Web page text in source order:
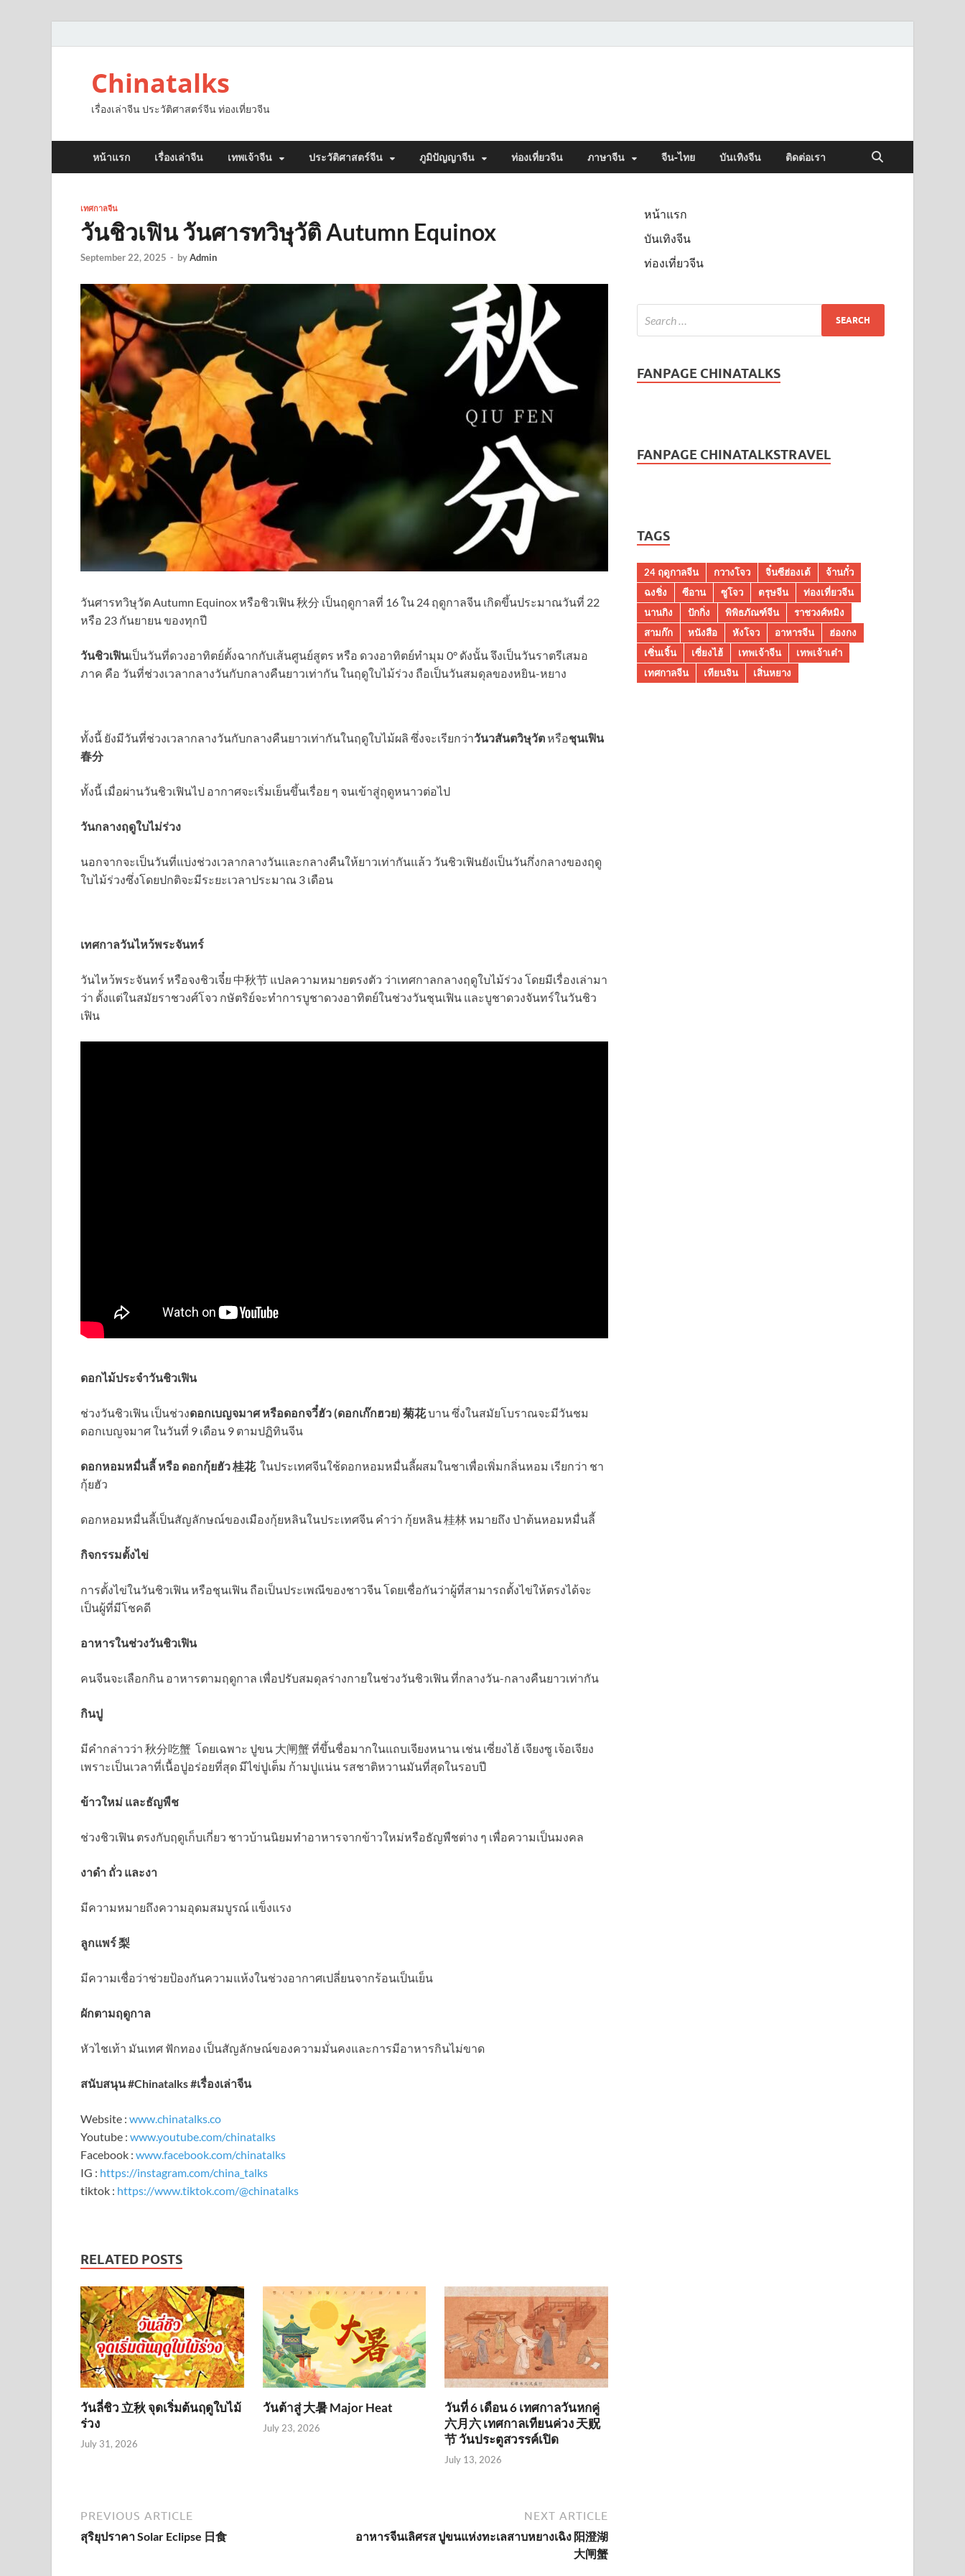
Chinatalks
เรื่องเล่าจีน ประวัติศาสตร์จีน ท่องเที่ยวจีน
หน้าแรก เรื่องเล่าจีน เทพเจ้าจีน ประวัติศาสตร์จีน ภูมิปัญญาจีน ท่องเที่ยวจีน ภาษาจีน จีน-ไทย บันเทิงจีน ติดต่อเรา
เทศกาลจีน
วันชิวเฟิน วันศารทวิษุวัติ Autumn Equinox
September 22, 2025 - byAdmin
วันศารทวิษุวัต Autumn Equinox หรือชิวเฟิน 秋分 เป็นฤดูกาลที่ 16 ใน 24 ฤดูกาลจีน เกิดขึ้นประมาณวันที่ 22
หรือ 23 กันยายน ของทุกปี
วันชิวเฟินเป็นวันที่ดวงอาทิตย์ตั้งฉากกับเส้นศูนย์สูตร หรือ ดวงอาทิตย์ทำมุม 0° ดังนั้น จึงเป็นวันราตรีเสมอ
ภาค คือ วันที่ช่วงเวลากลางวันกับกลางคืนยาวเท่ากัน ในฤดูใบไม้ร่วง ถือเป็นวันสมดุลของหยิน-หยาง
ทั้งนี้ ยังมีวันที่ช่วงเวลากลางวันกับกลางคืนยาวเท่ากันในฤดูใบไม้ผลิ ซึ่งจะเรียกว่าวันวสันตวิษุวัตหรือชุนเฟิน
春分
ทั้งนี้ เมื่อผ่านวันชิวเฟินไป อากาศจะเริ่มเย็นขึ้นเรื่อย ๆ จนเข้าสู่ฤดูหนาวต่อไป
วันกลางฤดูใบไม่ร่วง
นอกจากจะเป็นวันที่แบ่งช่วงเวลากลางวันและกลางคืนให้ยาวเท่ากันแล้ว วันชิวเฟินยังเป็นวันกึ่งกลางของฤดู
ใบไม้ร่วงซึ่งโดยปกติจะมีระยะเวลาประมาณ 3 เดือน
เทศกาลวันไหว้พระจันทร์
วันไหว้พระจันทร์ หรือจงชิวเจี๋ย 中秋节 แปลความหมายตรงตัว ว่าเทศกาลกลางฤดูใบไม้ร่วง โดยมีเรื่องเล่ามา
ว่า ตั้งแต่ในสมัยราชวงศ์โจว กษัตริย์จะทำการบูชาดวงอาทิตย์ในช่วงวันชุนเฟิน และบูชาดวงจันทร์ในวันชิว
เฟิน
ดอกไม้ประจำวันชิวเฟิน
ช่วงวันชิวเฟิน เป็นช่วงดอกเบญจมาศ หรือดอกจวี๋ฮัว (ดอกเก๊กฮวย) 菊花บาน ซึ่งในสมัยโบราณจะมีวันชม
ดอกเบญจมาศ ในวันที่ 9 เดือน 9 ตามปฏิทินจีน
ดอกหอมหมื่นลี้ หรือ ดอกกุ้ยฮัว 桂花ในประเทศจีนใช้ดอกหอมหมื่นลี้ผสมในชาเพื่อเพิ่มกลิ่นหอม เรียกว่า ชา
กุ้ยฮัว
ดอกหอมหมื่นลี้เป็นสัญลักษณ์ของเมืองกุ้ยหลินในประเทศจีน คำว่า กุ้ยหลิน 桂林 หมายถึง ป่าต้นหอมหมื่นลี้
กิจกรรมตั้งไข่
การตั้งไข่ในวันชิวเฟิน หรือชุนเฟิน ถือเป็นประเพณีของชาวจีน โดยเชื่อกันว่าผู้ที่สามารถตั้งไข่ให้ตรงได้จะ
เป็นผู้ที่มีโชคดี
อาหารในช่วงวันชิวเฟิน
คนจีนจะเลือกกิน อาหารตามฤดูกาล เพื่อปรับสมดุลร่างกายในช่วงวันชิวเฟิน ที่กลางวัน-กลางคืนยาวเท่ากัน
กินปู
มีคำกล่าวว่า 秋分吃蟹 โดยเฉพาะ ปูขน 大闸蟹 ที่ขึ้นชื่อมากในแถบเจียงหนาน เช่น เซี่ยงไฮ้ เจียงซู เจ้อเจียง
เพราะเป็นเวลาที่เนื้อปูอร่อยที่สุด มีไข่ปูเต็ม ก้ามปูแน่น รสชาติหวานมันที่สุดในรอบปี
ข้าวใหม่ และธัญพืช
ช่วงชิวเฟิน ตรงกับฤดูเก็บเกี่ยว ชาวบ้านนิยมทำอาหารจากข้าวใหม่หรือธัญพืชต่าง ๆ เพื่อความเป็นมงคล
งาดำ ถั่ว และงา
มีความหมายถึงความอุดมสมบูรณ์ แข็งแรง
ลูกแพร์ 梨
มีความเชื่อว่าช่วยป้องกันความแห้งในช่วงอากาศเปลี่ยนจากร้อนเป็นเย็น
ผักตามฤดูกาล
หัวไชเท้า มันเทศ ฟักทอง เป็นสัญลักษณ์ของความมั่นคงและการมีอาหารกินไม่ขาด
สนับสนุน #Chinatalks #เรื่องเล่าจีน
Website : www.chinatalks.co
Youtube : www.youtube.com/chinatalks
Facebook : www.facebook.com/chinatalks
IG : https://instagram.com/china_talks
tiktok : https://www.tiktok.com/@chinatalks
RELATED POSTS
วันลี่ชิว 立秋 จุดเริ่มต้นฤดูใบไม้
ร่วง
July 31, 2026
วันต้าสู่ 大暑 Major Heat
July 23, 2026
วันที่ 6 เดือน 6 เทศกาลวันหกคู่
六月六 เทศกาลเทียนค่วง 天贶
节 วันประตูสวรรค์เปิด
July 13, 2026
PREVIOUS ARTICLE
สุริยุปราคา Solar Eclipse 日食
NEXT ARTICLE
อาหารจีนเลิศรส ปูขนแห่งทะเลสาบหยางเฉิง 阳澄湖
大闸蟹
หน้าแรก
บันเทิงจีน
ท่องเที่ยวจีน
FANPAGE CHINATALKS
FANPAGE CHINATALKSTRAVEL
TAGS
24 ฤดูกาลจีน กวางโจว จิ๋นซีฮ่องเต้
จ้านกั๋ว
ฉงชิ่ง
ซีอาน ซูโจว ตรุษจีน
ท่องเที่ยวจีน
นานกิง
ปักกิ่ง พิพิธภัณฑ์จีน
ราชวงศ์หมิง
สามก๊ก
หนังสือ หังโจว อาหารจีน
ฮ่องกง
เซิ่นเจิ้น
เซี่ยงไฮ้ เทพเจ้าจีน
เทพเจ้าเต๋า
เทศกาลจีน
เทียนจิน เสิ่นหยาง